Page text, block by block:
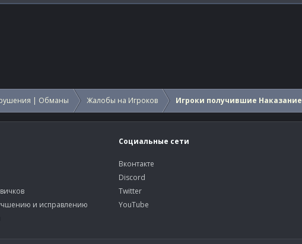
| Обманы Жалобы на Игроков Игроки получившие Наказание
и исправлению
Социальные сети
Вконтакте
Discord
Twitter
YouTube